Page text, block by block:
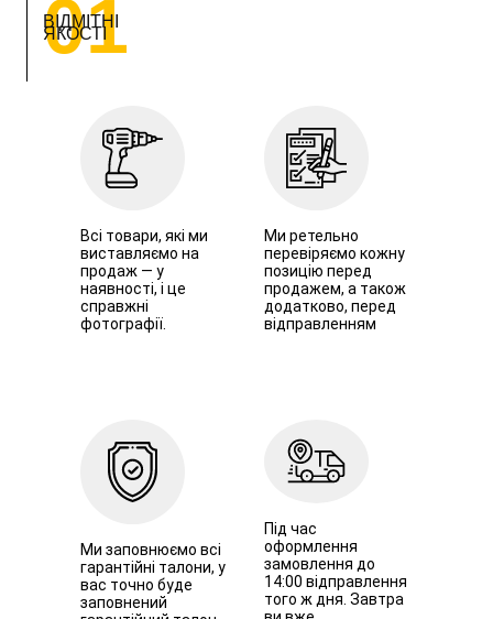
01
ВІДМІТНІ
ЯКОСТІ
Всі товари, які ми
виставляємо на
продаж — у
наявності, і це
справжні
фотографії.
Ми ретельно
перевіряємо кожну
позицію перед
продажем, а також
додатково, перед
відправленням
Ми заповнюємо всі
гарантійні талони, у
вас точно буде
заповнений
Під час
оформлення
замовлення до
14:00 відправлення
того ж дня. Завтра